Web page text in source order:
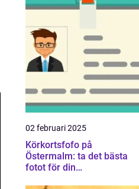
02 februari 2025
Körkortsfofo på
Östermalm: ta det bästa
fotot för din